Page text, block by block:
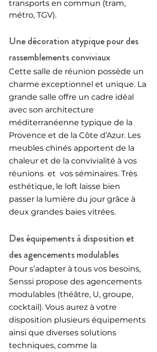
transports en commun (tram,
métro, TGV).
Une décoration atypique pour des
rassemblements conviviaux
Cette salle de réunion possède un
charme exceptionnel et unique. La
grande salle offre un cadre idéal
avec son architecture
méditerranéenne typique de la
Provence et de la Côte d’Azur. Les
meubles chinés apportent de la
chaleur et de la convivialité à vos
réunions  et  vos séminaires. Très
esthétique, le loft laisse bien
passer la lumière du jour grâce à
deux grandes baies vitrées.
Des équipements à disposition et
des agencements modulables
Pour s’adapter à tous vos besoins,
Senssi propose des agencements
modulables (théâtre, U, groupe,
cocktail). Vous aurez à votre
disposition plusieurs équipements
ainsi que diverses solutions
techniques, comme la